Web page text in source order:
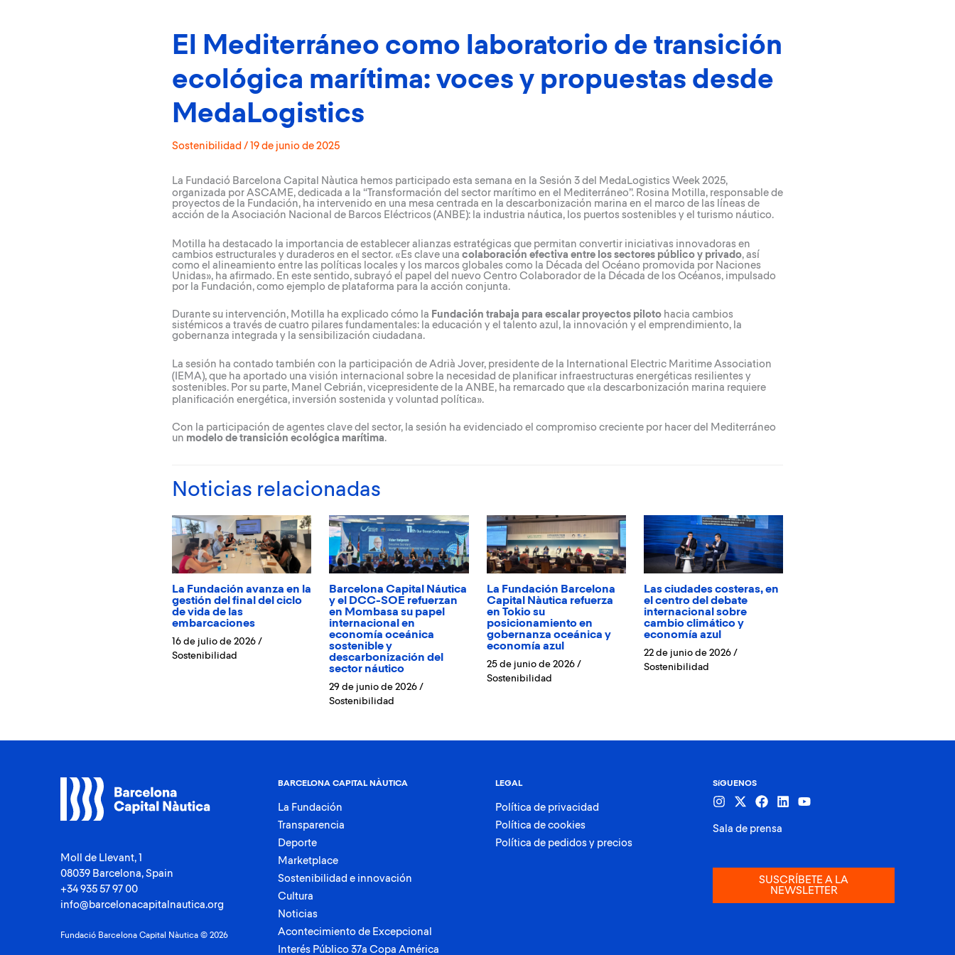
El Mediterráneo como laboratorio de transición
ecológica marítima: voces y propuestas desde
MedaLogistics
Sostenibilidad / 19 de junio de 2025
La Fundació Barcelona Capital Nàutica hemos participado esta semana en la Sesión 3 del MedaLogistics Week 2025,
organizada por ASCAME, dedicada a la “Transformación del sector marítimo en el Mediterráneo”. Rosina Motilla, responsable de
proyectos de la Fundación, ha intervenido en una mesa centrada en la descarbonización marina en el marco de las líneas de
acción de la Asociación Nacional de Barcos Eléctricos (ANBE): la industria náutica, los puertos sostenibles y el turismo náutico.
Motilla ha destacado la importancia de establecer alianzas estratégicas que permitan convertir iniciativas innovadoras en
cambios estructurales y duraderos en el sector. «Es clave una colaboración efectiva entre los sectores público y privado, así
como el alineamiento entre las políticas locales y los marcos globales como la Década del Océano promovida por Naciones
Unidas», ha afirmado. En este sentido, subrayó el papel del nuevo Centro Colaborador de la Década de los Océanos, impulsado
por la Fundación, como ejemplo de plataforma para la acción conjunta.
Durante su intervención, Motilla ha explicado cómo la Fundación trabaja para escalar proyectos piloto hacia cambios
sistémicos a través de cuatro pilares fundamentales: la educación y el talento azul, la innovación y el emprendimiento, la
gobernanza integrada y la sensibilización ciudadana.
La sesión ha contado también con la participación de Adrià Jover, presidente de la International Electric Maritime Association
(IEMA), que ha aportado una visión internacional sobre la necesidad de planificar infraestructuras energéticas resilientes y
sostenibles. Por su parte, Manel Cebrián, vicepresidente de la ANBE, ha remarcado que «la descarbonización marina requiere
planificación energética, inversión sostenida y voluntad política».
Con la participación de agentes clave del sector, la sesión ha evidenciado el compromiso creciente por hacer del Mediterráneo
un modelo de transición ecológica marítima.
Noticias relacionadas
La Fundación avanza en la
gestión del final del ciclo
de vida de las
embarcaciones
16 de julio de 2026 /
Sostenibilidad
Barcelona Capital Náutica
y el DCC-SOE refuerzan
en Mombasa su papel
internacional en
economía oceánica
sostenible y
descarbonización del
sector náutico
29 de junio de 2026/
Sostenibilidad
La Fundación Barcelona
Capital Nàutica refuerza
en Tokio su
posicionamiento en
gobernanza oceánica y
economía azul
25 de junio de 2026 /
Sostenibilidad
Las ciudades costeras, en
el centro del debate
internacional sobre
cambio climático y
economía azul
22 de junio de 2026 /
Sostenibilidad
Moll de Llevant, 1
08039 Barcelona, Spain
+34 935 57 97 00
info@barcelonacapitalnautica.org
Fundació Barcelona Capital Nàutica © 2026
BARCELONA CAPITAL NÀUTICA
La Fundación
Transparencia
Deporte
Marketplace
Sostenibilidad e innovación
Cultura
Noticias
Acontecimiento de Excepcional
Interés Público 37a Copa América
LEGAL
Política de privacidad
Política de cookies
Política de pedidos y precios
SíGUENOS
Sala de prensa
SUSCRÍBETE A LA
NEWSLETTER